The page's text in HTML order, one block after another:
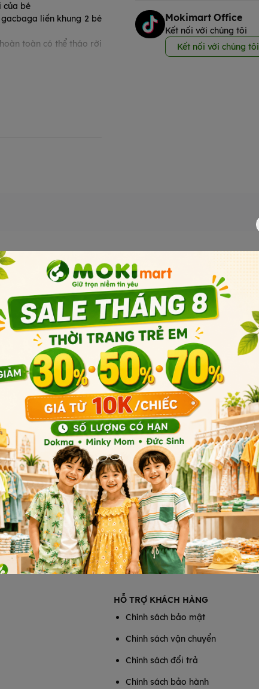
Mokimart Office
Kết nối với chúng tôi
Kết nối với chúng tôi
của bé
liền khung 2 bé
toàn có thể tháo rời
Sản phẩm liên quan
phẩm cùng phân khúc
HỖ TRỢ KHÁCH HÀNG
Chính sách bảo mật
Chính sách vận chuyển
Chính sách đổi trả
Chính sách bảo hành